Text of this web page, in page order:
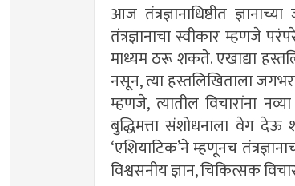
आज तंत्रज्ञानाधिष्ठीत
तंत्रज्ञानाचा स्वीकार म्हणजे
माध्यम ठरू शकते. एखाद्या
नसून, त्या हस्तलिखिताला
म्हणजे, त्यातील विचारांना
बुद्धिमत्ता संशोधनाला वेग
‌‘एशियाटिक‌’ने म्हणूनच
विश्वसनीय ज्ञान, चिकित्सक